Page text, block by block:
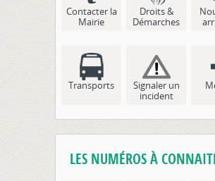
Contacter la
Mairie
Droits &
Démarches
Transports
Signaler un
incident
LES NUMÉROS À